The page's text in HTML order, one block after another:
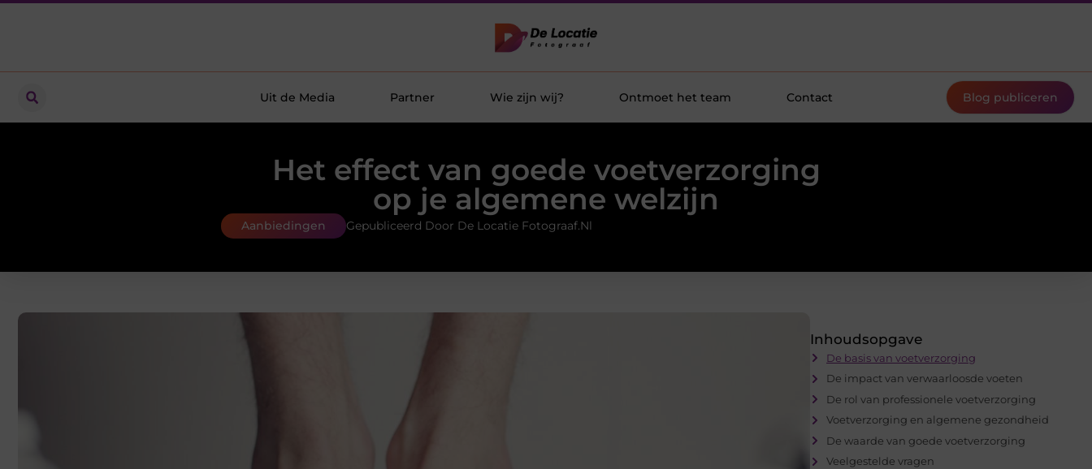
Uit de Media Partner Wie zijn wij? Ontmoet het team Contact Blog publiceren
Het effect van goede voetverzorging
op je algemene welzijn
Aanbiedingen Gepubliceerd Door De Locatie Fotograaf.nl
Inhoudsopgave
De basis van voetverzorging
De impact van verwaarloosde voeten
De rol van professionele voetverzorging
Voetverzorging en algemene gezondheid
De waarde van goede voetverzorging
Veelgestelde vragen